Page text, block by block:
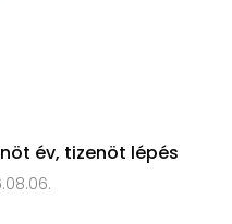
év, tizenöt lépés